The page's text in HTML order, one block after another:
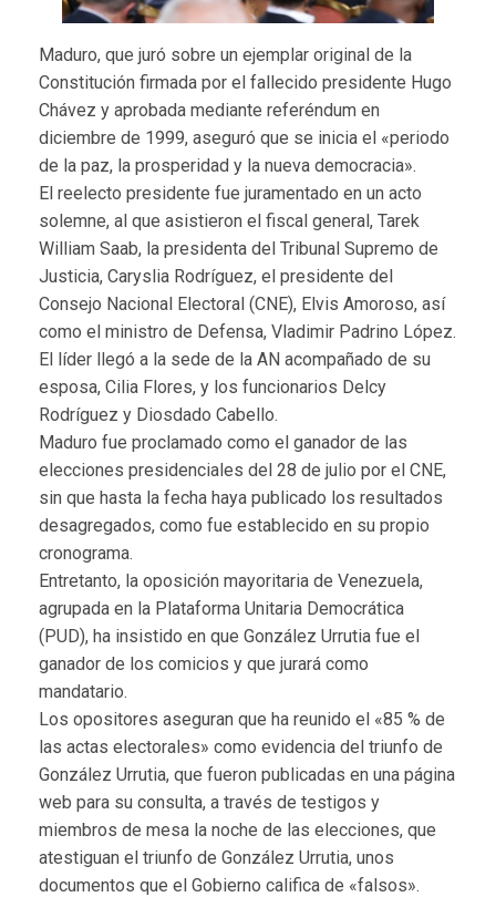
Maduro, que juró sobre un ejemplar original de la
Constitución firmada por el fallecido presidente Hugo
Chávez y aprobada mediante referéndum en
diciembre de 1999, aseguró que se inicia el «periodo
de la paz, la prosperidad y la nueva democracia».
El reelecto presidente fue juramentado en un acto
solemne, al que asistieron el fiscal general, Tarek
William Saab, la presidenta del Tribunal Supremo de
Justicia, Caryslia Rodríguez, el presidente del
Consejo Nacional Electoral (CNE), Elvis Amoroso, así
como el ministro de Defensa, Vladimir Padrino López.
El líder llegó a la sede de la AN acompañado de su
esposa, Cilia Flores, y los funcionarios Delcy
Rodríguez y Diosdado Cabello.
Maduro fue proclamado como el ganador de las
elecciones presidenciales del 28 de julio por el CNE,
sin que hasta la fecha haya publicado los resultados
desagregados, como fue establecido en su propio
cronograma.
Entretanto, la oposición mayoritaria de Venezuela,
agrupada en la Plataforma Unitaria Democrática
(PUD), ha insistido en que González Urrutia fue el
ganador de los comicios y que jurará como
mandatario.
Los opositores aseguran que ha reunido el «85 % de
las actas electorales» como evidencia del triunfo de
González Urrutia, que fueron publicadas en una página
web para su consulta, a través de testigos y
miembros de mesa la noche de las elecciones, que
atestiguan el triunfo de González Urrutia, unos
documentos que el Gobierno califica de «falsos».